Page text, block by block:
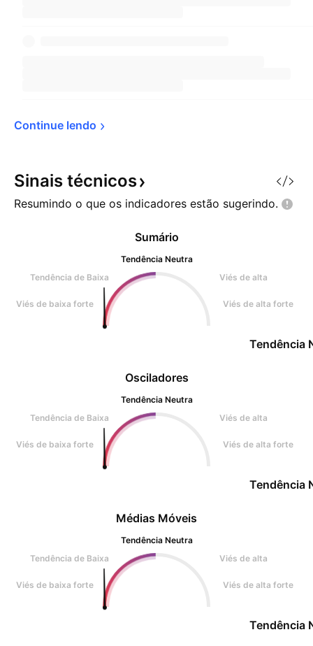
Continue lendo
Sinais técnicos
Resumindo o que os indicadores estão sugerindo.
Osciladores
Tendência Neutra
Tendência de Baixa
Viés de alta
Viés de baixa forte Viés de alta forte
Tendência
Sumário
Tendência Neutra
Tendência de Baixa
Viés de alta
Viés de baixa forte Viés de alta forte
Tendência
Médias Móveis
Tendência Neutra
Tendência de Baixa
Viés de alta
Viés de baixa forte Viés de alta forte
Tendência